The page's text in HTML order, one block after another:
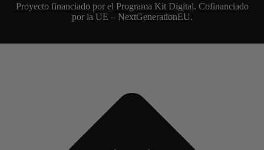
Proyecto financiado por el Programa Kit Digital. Cofinanciado
por la UE – NextGenerationEU.